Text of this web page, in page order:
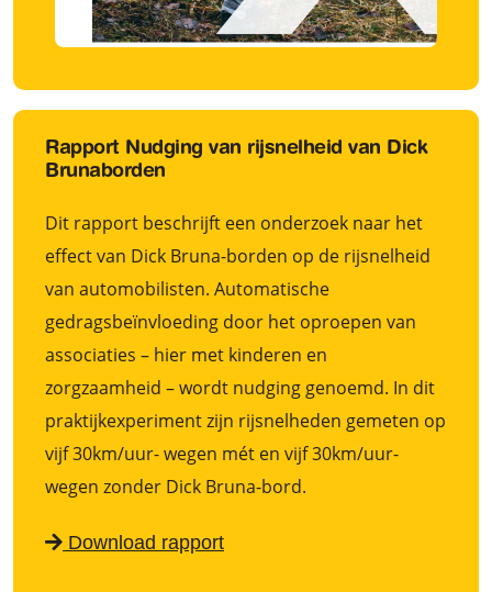
Rapport Nudging van rijsnelheid van Dick
Brunaborden
Dit rapport beschrijft een onderzoek naar het
effect van Dick Bruna-borden op de rijsnelheid
van automobilisten. Automatische
gedragsbeïnvloeding door het oproepen van
associaties – hier met kinderen en
zorgzaamheid – wordt nudging genoemd. In dit
praktijkexperiment zijn rijsnelheden gemeten op
vijf 30km/uur- wegen mét en vijf 30km/uur-
wegen zonder Dick Bruna-bord.
Download rapport